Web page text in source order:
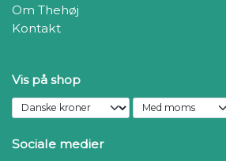
Om Thehøj
Kontakt
Vis på shop
Sociale medier